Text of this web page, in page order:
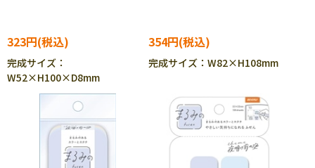
323円
完成サイズ：
W52×H100×D8mm
354円
完成サイズ：W82×H108mm